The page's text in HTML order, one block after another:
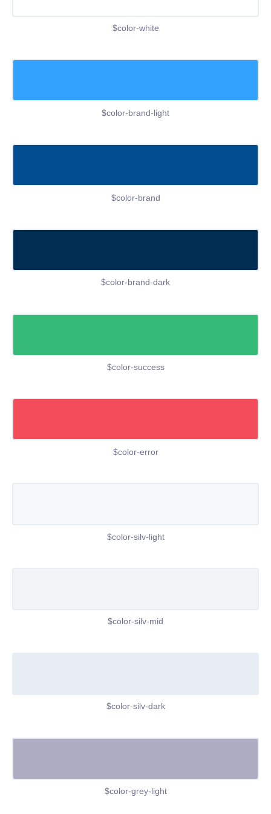
$color-white
$color-brand-light
$color-brand
$color-brand-dark
$color-success
$color-error
$color-silv-light
$color-silv-mid
$color-silv-dark
$color-grey-light